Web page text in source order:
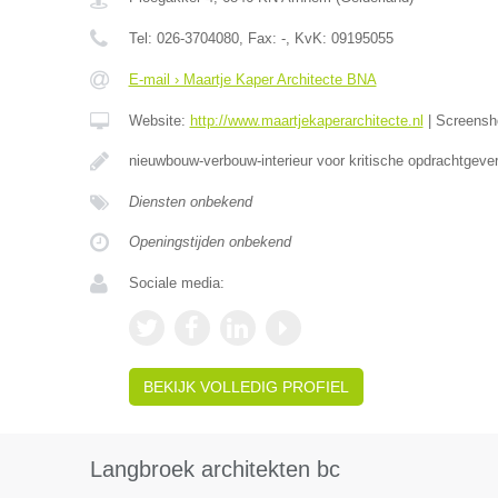
Tel: 026-3704080, Fax: -, KvK: 09195055
E-mail › Maartje Kaper Architecte BNA
Website: http://www.maartjekaperarchitecte.nl
nieuwbouw-verbouw-interieur voor kritische
Diensten onbekend
Openingstijden onbekend
Sociale media:
BEKIJK VOLLEDIG PROFIEL
Langbroek architekten bc